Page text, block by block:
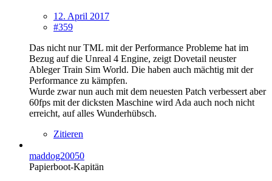
12. April 2017
#359
Das nicht nur TML mit der Performance Probleme hat im
Bezug auf die Unreal 4 Engine, zeigt Dovetail neuster
Ableger Train Sim World. Die haben auch mächtig mit der
Performance zu kämpfen.
Wurde zwar nun auch mit dem neuesten Patch verbessert aber
60fps mit der dicksten Maschine wird Ada auch noch nicht
erreicht, auf alles Wunderhübsch.
Zitieren
maddog20050
Papierboot-Kapitän